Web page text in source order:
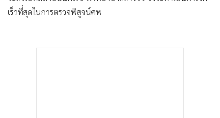
เร็วที่สุดในการตรวจพิสูจน์ศพ